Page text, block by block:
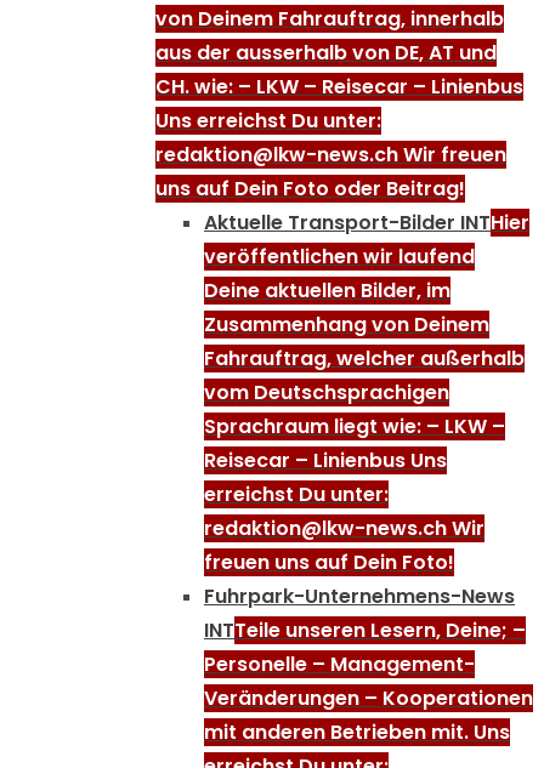
von Deinem Fahrauftrag, innerhalb
aus der ausserhalb von DE, AT und
CH. wie: – LKW – Reisecar – Linienbus
Uns erreichst Du unter:
redaktion@lkw-news.ch Wir freuen
uns auf Dein Foto oder Beitrag!
Aktuelle Transport-Bilder INTHier
veröffentlichen wir laufend
Deine aktuellen Bilder, im
Zusammenhang von Deinem
Fahrauftrag, welcher außerhalb
vom Deutschsprachigen
Sprachraum liegt wie: – LKW –
Reisecar – Linienbus Uns
erreichst Du unter:
redaktion@lkw-news.ch Wir
freuen uns auf Dein Foto!
Fuhrpark-Unternehmens-News
INTTeile unseren Lesern, Deine; –
Personelle – Management-
Veränderungen – Kooperationen
mit anderen Betrieben mit. Uns